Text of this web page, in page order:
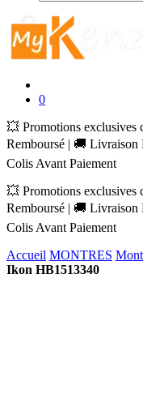
pour :
0
💥 Promotions exclusives
Remboursé | 🚚
Colis Avant Paiement
💥 Promotions exclusives
Remboursé | 🚚
Colis Avant Paiement
Accueil MONTRES
Ikon HB1513340